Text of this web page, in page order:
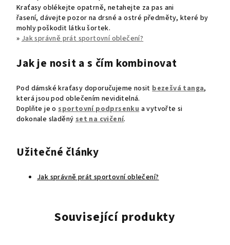
Kraťasy oblékejte opatrně, netahejte za pas ani
řasení,dávejte pozor na drsné a ostré předměty, které by
mohly poškodit látku šortek.
»Jak správně prát sportovní oblečení?
Jak je nosit a s čím kombinovat
Pod dámské kraťasy doporučujeme nositbezešvá tanga,
která jsou pod oblečením neviditelná.
Doplňte je osportovní podprsenkua vytvořte si
dokonale sladěnýset na cvičení.
Užitečné články
Jak správně prát sportovní oblečení?
Související produkty